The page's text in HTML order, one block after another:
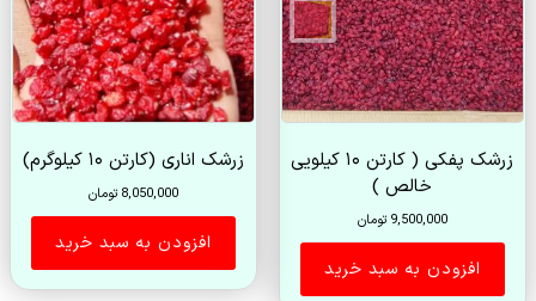
زرشک پفکی ( کارتن ۱۰ کیلویی
خالص )
9,500,000 تومان
افزودن به سبد خرید
زرشک اناری (کارتن ۱۰ کیلوگرم)
8,050,000 تومان
افزودن به سبد خرید